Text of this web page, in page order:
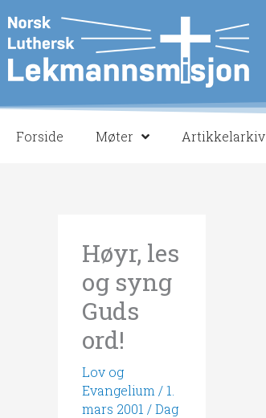
rett
til
innholdet
Forside Møter Artikkelarkiv
Høyr, les
og syng
Guds
ord!
Lov og
Evangelium / 1.
mars 2001 /Dag